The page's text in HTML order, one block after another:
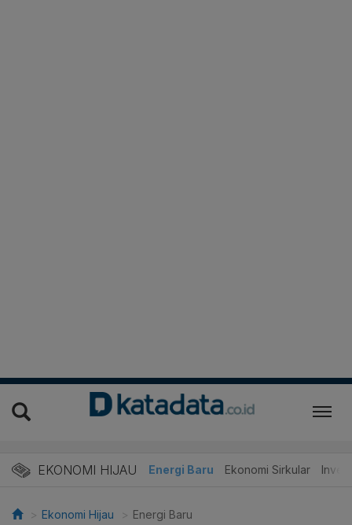
EKONOMI HIJAU Energi Baru Ekonomi Sirkular
Ekonomi Hijau Energi Baru